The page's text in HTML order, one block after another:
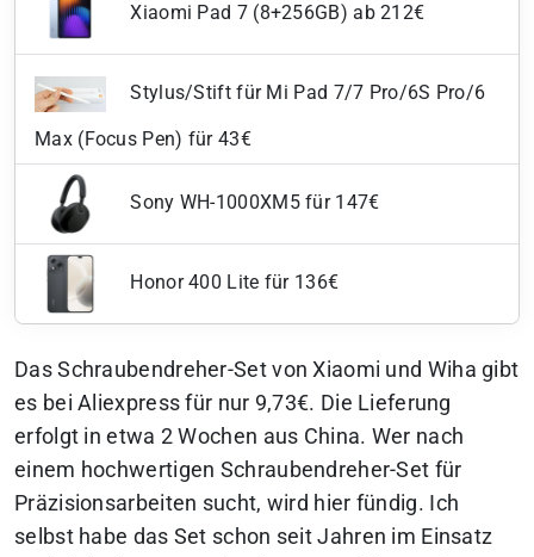
Xiaomi Pad 7 (8+256GB) ab 212€
Stylus/Stift für Mi Pad 7/7 Pro/6S Pro/6
Max (Focus Pen) für 43€
Sony WH-1000XM5 für 147€
Honor 400 Lite für 136€
Das Schraubendreher-Set von Xiaomi und Wiha gibt
es bei Aliexpress für nur 9,73€. Die Lieferung
erfolgt in etwa 2 Wochen aus China. Wer nach
einem hochwertigen Schraubendreher-Set für
Präzisionsarbeiten sucht, wird hier fündig. Ich
selbst habe das Set schon seit Jahren im Einsatz